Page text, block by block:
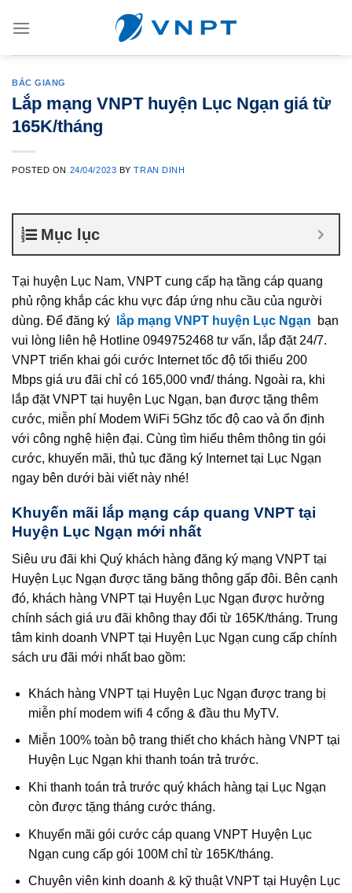
BẮC GIANG
Lắp mạng VNPT huyện Lục Ngạn giá từ
165K/tháng
POSTED ON 24/04/2023 BYTRAN DINH
Mục lục
Tại huyện Lục Nam, VNPT cung cấp hạ tầng cáp quang
phủ rộng khắp các khu vực đáp ứng nhu cầu của người
dùng. Để đăng ký
lắp mạng VNPT huyện Lục Ngạn
bạn
vui lòng liên hệ Hotline 0949752468 tư vấn, lắp đặt 24/7.
VNPT triển khai gói cước Internet tốc độ tối thiểu 200
Mbps giá ưu đãi chỉ có 165,000 vnđ/ tháng. Ngoài ra, khi
lắp đặt VNPT tại huyện Lục Ngạn, bạn được tặng thêm
cước, miễn phí Modem WiFi 5Ghz tốc độ cao và ổn định
với công nghệ hiện đại. Cùng tìm hiểu thêm thông tin gói
cước, khuyến mãi, thủ tục đăng ký Internet tại Lục Ngạn
ngay bên dưới bài viết này nhé!
Khuyến mãi lắp mạng cáp quang VNPT tại
Huyện Lục Ngạn mới nhất
Siêu ưu đãi khi Quý khách hàng đăng ký mạng VNPT tại
Huyện Lục Ngạn được tăng băng thông gấp đôi. Bên cạnh
đó, khách hàng VNPT tại Huyện Lục Ngạn được hưởng
chính sách giá ưu đãi không thay đổi từ 165K/tháng. Trung
tâm kinh doanh VNPT tại Huyện Lục Ngạn cung cấp chính
sách ưu đãi mới nhất bao gồm:
Khách hàng VNPT tại Huyện Lục Ngạn được trang bị
miễn phí modem wifi 4 cổng & đầu thu MyTV.
Miễn 100% toàn bộ trang thiết cho khách hàng VNPT tại
Huyện Lục Ngạn khi thanh toán trả trước.
Khi thanh toán trả trước quý khách hàng tại Lục Ngạn
còn được tặng tháng cước tháng.
Khuyến mãi gói cước cáp quang VNPT Huyện Lục
Ngạn cung cấp gói 100M chỉ từ 165K/tháng.
Chuyên viên kinh doanh & kỹ thuật VNPT tại Huyện Lục